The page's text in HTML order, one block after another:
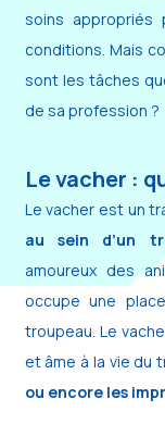
soins
conditions. Mais
sont les tâches
de sa profession ?
Le vacher :
Le vacher est un
au sein d’un
amoureux des
occupe une
troupeau. Le
et âme à la vie du
ou encore les